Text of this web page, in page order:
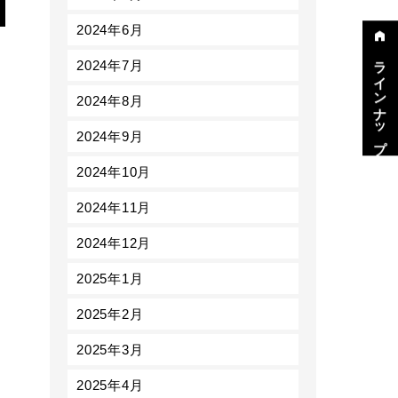
2024年6月
2024年7月
2024年8月
2024年9月
2024年10月
2024年11月
2024年12月
2025年1月
2025年2月
2025年3月
2025年4月
ラインナップ